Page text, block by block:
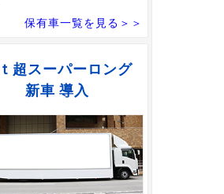
保有車一覧を見る＞＞
超スーパーロング
新車 導入